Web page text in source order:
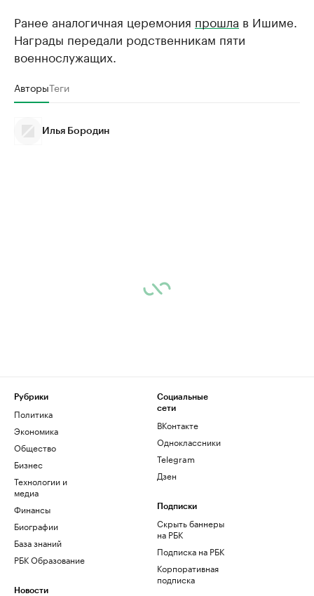
Ранее аналогичная церемония прошла в Ишиме.
Награды передали родственникам пяти
военнослужащих.
АвторыТеги
Илья Бородин
Рубрики
Политика
Экономика
Общество
Бизнес
Технологии и
медиа
Финансы
Биографии
База знаний
РБК Образование
Новости
Социальные
сети
ВКонтакте
Одноклассники
Telegram
Дзен
Подписки
Скрыть баннеры
на РБК
Подписка на РБК
Корпоративная
подписка